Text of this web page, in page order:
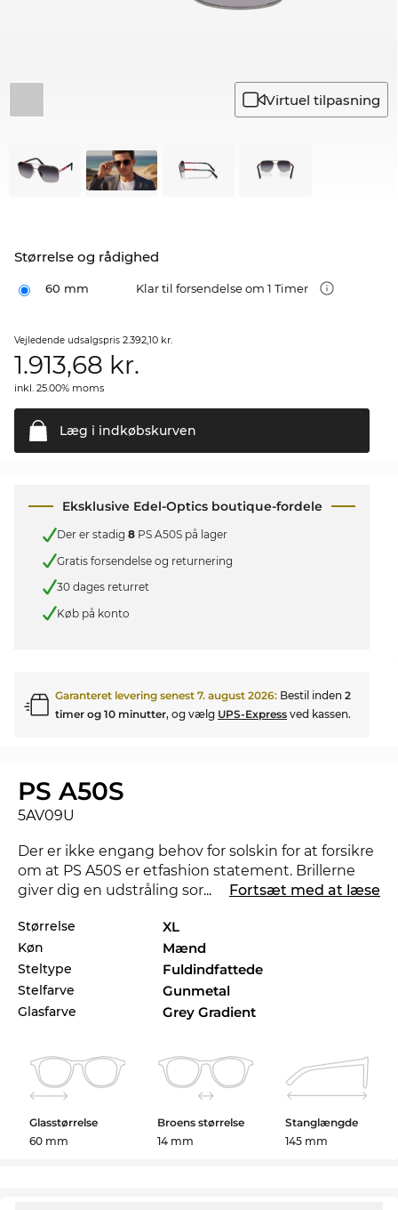
Virtuel tilpasning
Størrelse og rådighed
60 mm Klar til forsendelse om 1 Timer
Vejledende udsalgspris 2.392,10 kr.
1.913,68 kr.
inkl. 25.00% moms
Læg i indkøbskurven
Eksklusive Edel-Optics boutique-fordele
Der er stadig 8 PS A50S på lager
Gratis forsendelse og returnering
30 dages returret
Køb på konto
Garanteret levering senest 7. august 2026: Bestil inden 2
timer og 10 minutter, og vælg UPS-Express ved kassen.
PS A50S
5AV09U
Der er ikke engang behov for solskin for at forsikre
om at PS A50S er etfashion statement. Brillerne
giver dig en udstråling som kan gøre at nat bliver
Udformningen af stellet her er rettet decideret til
til mænd
. De kompromisløse linier sørger for et
maskulint touch. Som med alle solbriller i vores
butik, kan du stole på dengaranterede
Modellen er på lager. Hvis du bestiller nu med
garantereleveringstidspunktet. Ved at klikke på
Bestil med synsstyrke sender du denne model fra
... Fortsæt med at læse
Størrelse XL
Køn Mænd
Steltype Fuldindfattede
Stelfarve Gunmetal
Glasfarve Grey Gradient
Glasstørrelse
60 mm
Broens størrelse
14 mm
Stanglængde
145 mm